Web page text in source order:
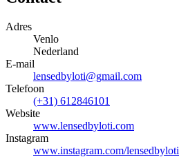
Adres
Venlo
Nederland
E-mail
lensedbyloti@gmail.com
Telefoon
(+31) 612846101
Website
www.lensedbyloti.com
Instagram
www.instagram.com/lensedbyloti